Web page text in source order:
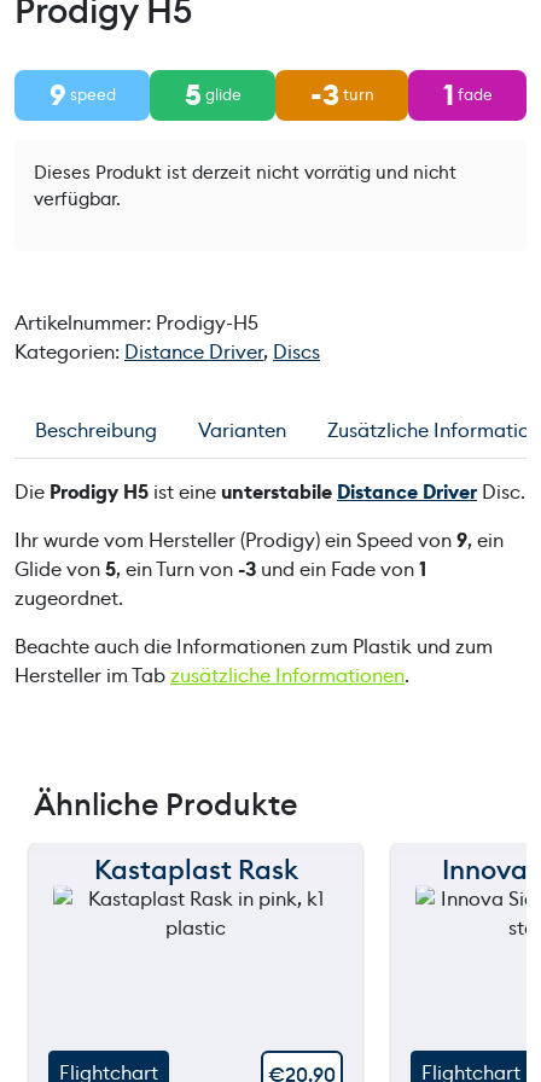
Prodigy H5
9 speed 5 glide -3turn 1 fade
Dieses Produkt ist derzeit nicht vorrätig und nicht
verfügbar.
Artikelnummer: Prodigy-H5
Kategorien: Distance Driver, Discs
Beschreibung Varianten Zusätzliche
Die Prodigy H5 ist eine unterstabile Distance DriverDisc.
Ihr wurde vom Hersteller (Prodigy) ein Speed von9, ein
Glide von5, ein Turn von-3 und ein Fade von1
zugeordnet.
Beachte auch die Informationen zum Plastik und zum
Hersteller im Tabzusätzliche Informationen.
Ähnliche Produkte
150 m
Kastaplast Rask
€20,90
Flightchart
150 m
Innova
Flightchart